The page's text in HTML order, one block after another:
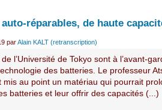
réparables, de haute
parAlain KALT (retranscription)
de l’Université de Tokyo sont à l’avant-
des batteries. Le professeur
mis au point un matériau qui pourrait
batteries et leur offrir des capacités (...)